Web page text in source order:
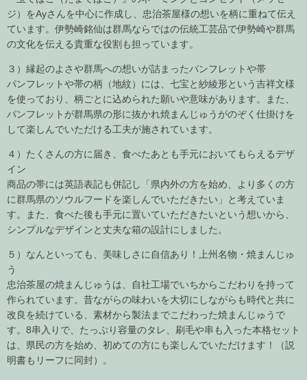
ジ）をAyさんを中心に作成し、忠治茶屋様の想いを柄に重ねて伝え
ています。伊勢崎銘仙は群馬ならではの伝統工芸品で伊勢崎や群馬
の文化を伝える貴重な役割も担っています。
３）縁起のよさや群馬への想いが詰まったパンフレットや帯
パンフレットや帯の柄（地紋）には、七宝と紗綾形という吉祥文様
を使っており、柄ごとに込められた願いや意味があります。また、
パンフレットが群馬県の形に抜かれ焼まんじゅうがのぞく仕掛けを
して楽しんでいただける工夫が施されています。
４）たくさんの方に届き、食べたあとも手元においてもらえるデザ
イン
商品の帯には英語表記も併記し「県内外の方を始め、より多くの方
に群馬県のソウルフードを楽しんでいただきたい」と考えていま
す。また、食べた後も手元に置いていただきたいという想いから、
シンプルなデザインと丈夫な箱の設計にしました。
５）なんといっても、美味しさに自信あり！上州名物・焼まんじゅ
う
忠治茶屋の焼まんじゅうは、自社工場でいちからこだわりを持って
作られています。昔ながらの味わいを大切にしながらも時代と共に
改良を続けている、素材から製法までこだわった焼まんじゅうで
す。8串入りで、たっぷり容量のタレ、刷毛や串も入った本格セット
は、県民の方を始め、初めての方にも楽しんでいただけます！（説
明書もリーフに同封）。